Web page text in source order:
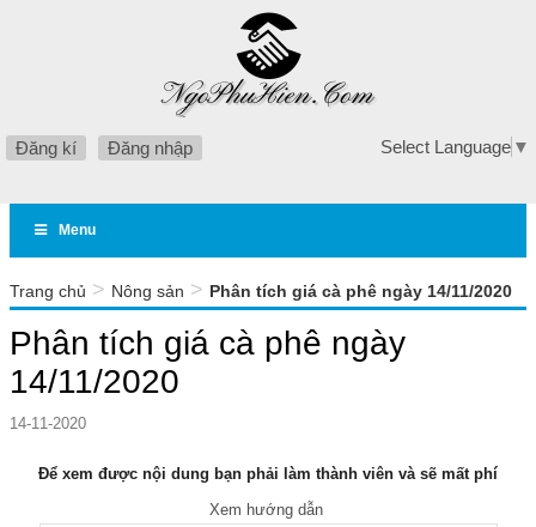
Đăng kí Đăng nhập Select Language ▼
Menu
Trang chủ > Nông sản > Phân tích giá cà phê ngày 14/11/2020
Phân tích giá cà phê ngày
14/11/2020
14-11-2020
Để xem được nội dung bạn phải làm thành viên và sẽ mất phí
Xem hướng dẫn